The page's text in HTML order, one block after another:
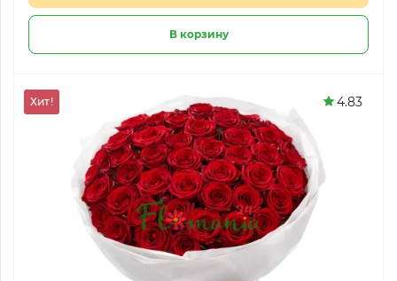
В корзину
Хит! 4.83